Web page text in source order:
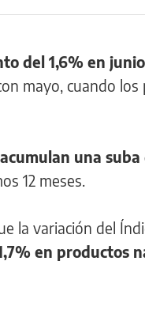
del 1,6% en junio
mayo, cuando
acumulan una
12 meses.
la variación del
en productos